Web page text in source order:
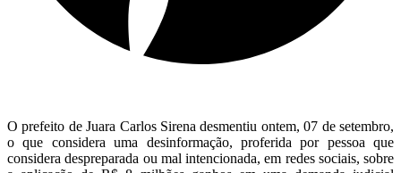
O prefeito de Juara Carlos Sirena desmentiu ontem, 07 de setembro,
o que considera uma desinformação, proferida por pessoa que
considera despreparada ou mal intencionada, em redes sociais, sobre